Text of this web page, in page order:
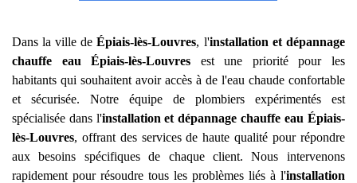
Dans la ville deÉpiais-lès-Louvres, l'installation et dépannage
chauffe eau
Épiais-lès-Louvres est une priorité pour les
habitants qui souhaitent avoir accès à de l'eau chaude confortable
et sécurisée. Notre équipe de plombiers expérimentés est
spécialisée dans l'installation et dépannage chauffe eau Épiais-
lès-Louvres, offrant des services de haute qualité pour répondre
aux besoins spécifiques de chaque client. Nous intervenons
rapidement pour résoudre tous les problèmes liés à l'installation